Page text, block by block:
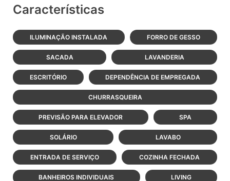
Características
ILUMINAÇÃO INSTALADA FORRO DE GESSO
SACADA LAVANDERIA
ESCRITÓRIO DEPENDÊNCIA DE EMPREGADA
CHURRASQUEIRA
PREVISÃO PARA ELEVADOR SPA
SOLÁRIO LAVABO
ENTRADA DE SERVIÇO COZINHA FECHADA
BANHEIROS INDIVIDUAIS LIVING